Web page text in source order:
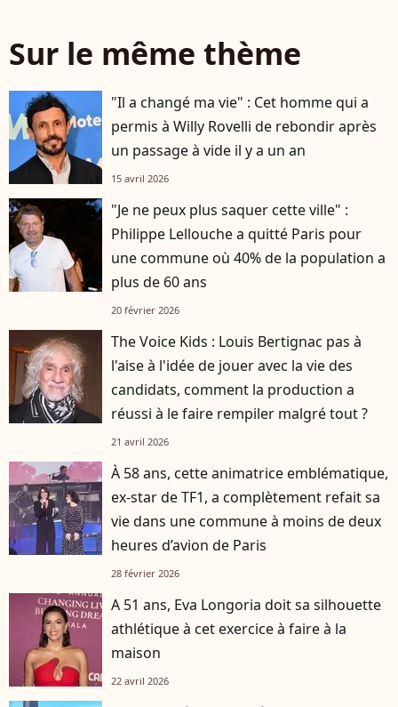
Sur le même thème
"Il a changé ma vie" : Cet homme qui a
permis à Willy Rovelli de rebondir après
un passage à vide il y a un an
15 avril 2026
"Je ne peux plus saquer cette ville" :
Philippe Lellouche a quitté Paris pour
une commune où 40% de la population a
plus de 60 ans
20 février 2026
The Voice Kids : Louis Bertignac pas à
l'aise à l'idée de jouer avec la vie des
candidats, comment la production a
réussi à le faire rempiler malgré tout ?
21 avril 2026
À 58 ans, cette animatrice emblématique,
ex-star de TF1, a complètement refait sa
vie dans une commune à moins de deux
heures d’avion de Paris
28 février 2026
A 51 ans, Eva Longoria doit sa silhouette
athlétique à cet exercice à faire à la
maison
22 avril 2026